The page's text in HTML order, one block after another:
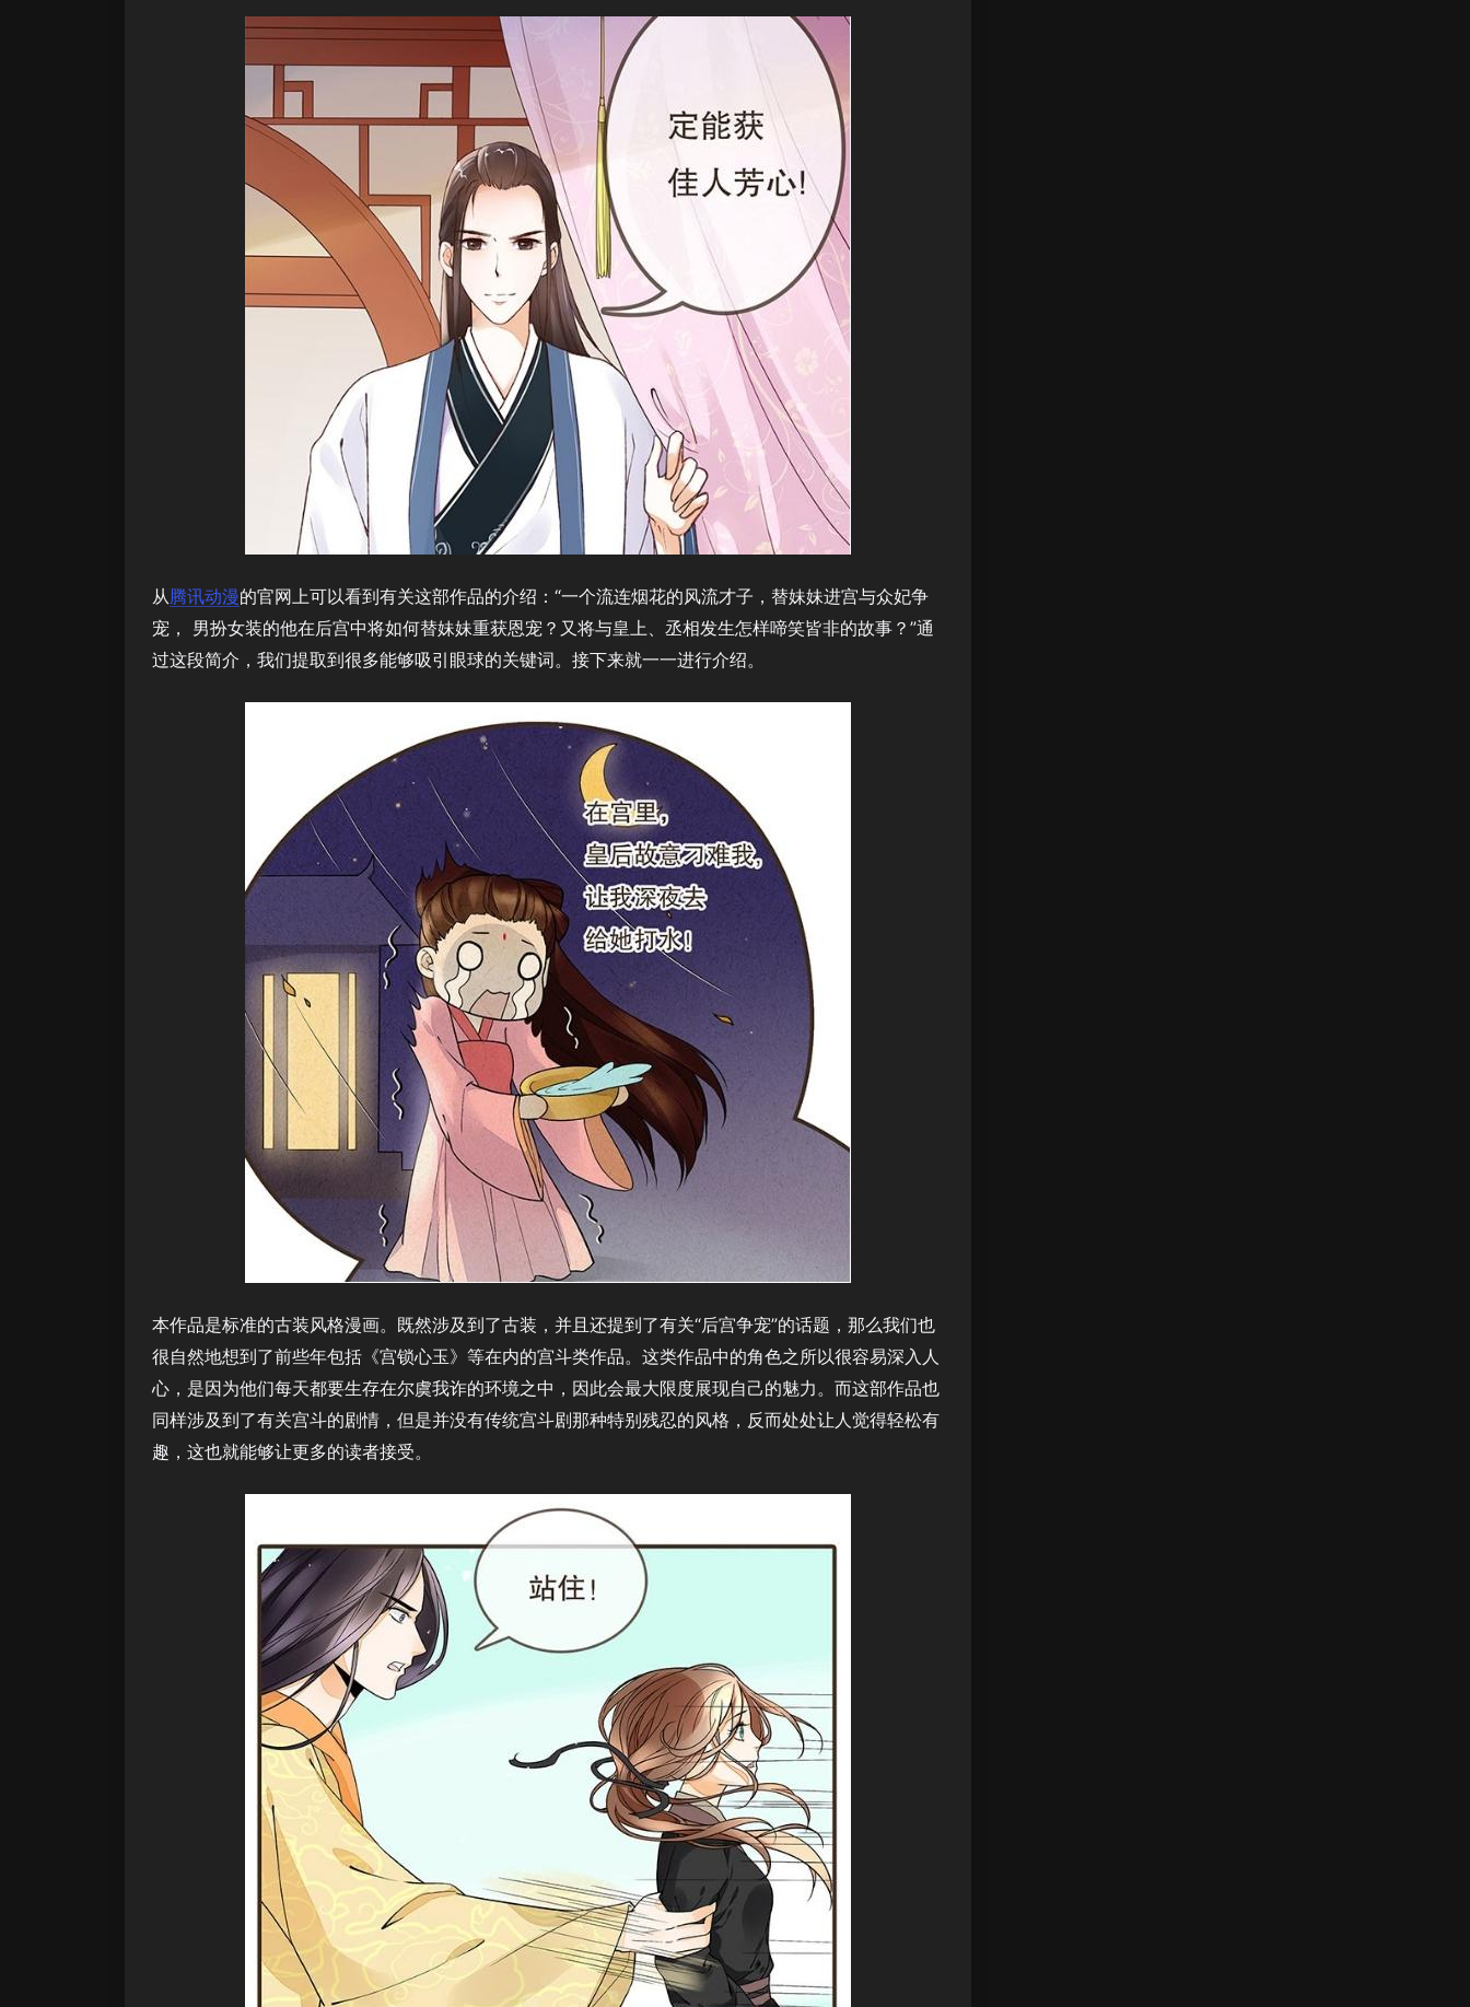
从腾讯动漫的官网上可以看到有关这部作品的介绍：“一个流连烟花的风流才子，替妹妹进宫与众妃争
宠， 男扮女装的他在后宫中将如何替妹妹重获恩宠？又将与皇上、丞相发生怎样啼笑皆非的故事？”通
过这段简介，我们提取到很多能够吸引眼球的关键词。接下来就一一进行介绍。
本作品是标准的古装风格漫画。既然涉及到了古装，并且还提到了有关“后宫争宠”的话题，那么我们也
很自然地想到了前些年包括《宫锁心玉》等在内的宫斗类作品。这类作品中的角色之所以很容易深入人
心，是因为他们每天都要生存在尔虞我诈的环境之中，因此会最大限度展现自己的魅力。而这部作品也
同样涉及到了有关宫斗的剧情，但是并没有传统宫斗剧那种特别残忍的风格，反而处处让人觉得轻松有
趣，这也就能够让更多的读者接受。